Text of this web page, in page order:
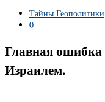
Тайны Геополитики
0
Главная
Израилем.